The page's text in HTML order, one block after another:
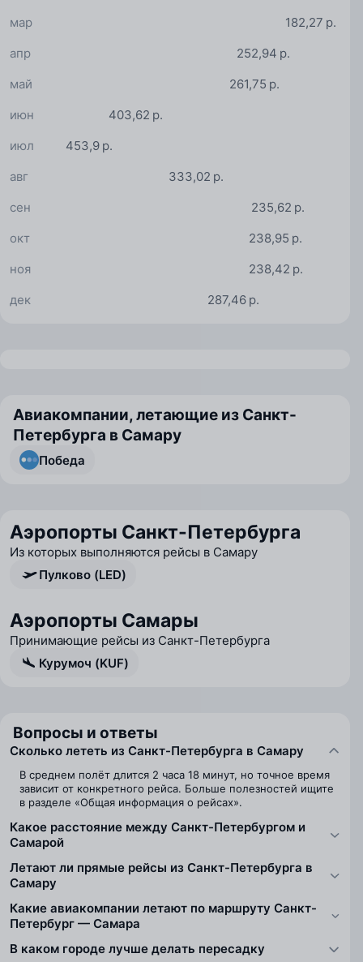
182,27 р.
мар
252,94 р.
апр
261,75 р.
май
403,62 р.
июн
453,9 р.
июл
333,02 р.
авг
235,62 р.
сен
238,95 р.
окт
238,42 р.
ноя
287,46 р.
дек
Авиакомпании, летающие из Санкт-
Петербурга в Самару
Победа
Аэропорты Санкт-Петербурга
Из которых выполняются рейсы в Самару
Пулково (LED)
Аэропорты Самары
Принимающие рейсы из Санкт-Петербурга
Курумоч (KUF)
Вопросы и ответы
Сколько лететь из Санкт-Петербурга в Самару
В среднем полёт длится 2 часа 18 минут, но точное время
зависит от конкретного рейса. Больше полезностей ищите
в разделе «Общая информация о рейсах».
Какое расстояние между Санкт-Петербургом и
Самарой
Летают ли прямые рейсы из Санкт-Петербурга в
Самару
Какие авиакомпании летают по маршруту Санкт-
Петербург — Самара
В каком городе лучше делать пересадку